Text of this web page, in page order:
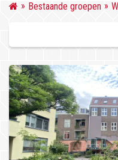
Bestaande groepen